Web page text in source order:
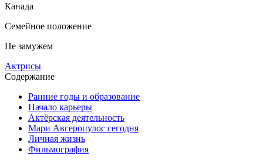
Канада
Семейное положение
Не замужем
Актрисы
Содержание
Ранние годы и образование
Начало карьеры
Актёрская деятельность
Мари Авгеропулос сегодня
Личная жизнь
Фильмография